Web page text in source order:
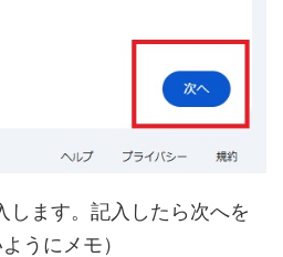
ます。記入したら次へを
うにメモ）